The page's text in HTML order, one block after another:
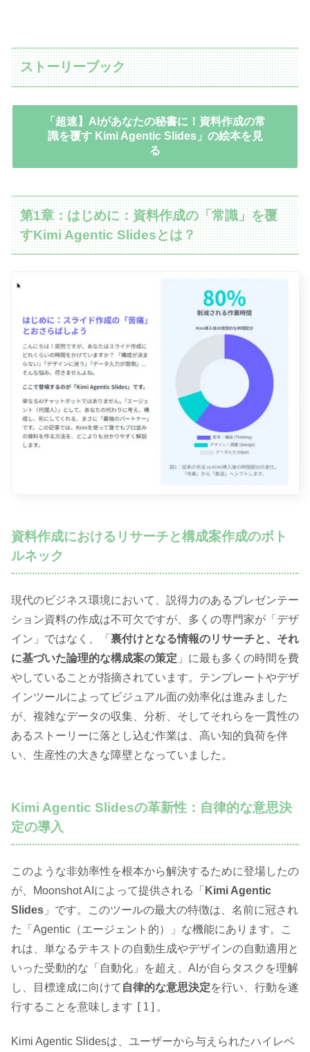
ストーリーブック
「超速】AIがあなたの秘書に！資料作成の常
識を覆す Kimi Agentic Slides」の絵本を見
る
第1章：はじめに：資料作成の「常識」を覆
すKimi Agentic Slidesとは？
資料作成におけるリサーチと構成案作成のボト
ルネック
現代のビジネス環境において、説得力のあるプレゼンテー
ション資料の作成は不可欠ですが、多くの専門家が「デザ
イン」ではなく、「 裏付けとなる情報のリサーチと、それ
に基づいた論理的な構成案の策定 」に最も多くの時間を費
やしていることが指摘されています。テンプレートやデザ
インツールによってビジュアル面の効率化は進みました
が、複雑なデータの収集、分析、そしてそれらを一貫性の
あるストーリーに落とし込む作業は、高い知的負荷を伴
い、生産性の大きな障壁となっていました。
Kimi Agentic Slidesの革新性：自律的な意思決
定の導入
このような非効率性を根本から解決するために登場したの
が、Moonshot AIによって提供される「 Kimi Agentic
Slides 」です。このツールの最大の特徴は、名前に冠され
た「Agentic（エージェント的）」な機能にあります。こ
れは、単なるテキストの自動生成やデザインの自動適用と
いった受動的な「自動化」を超え、AIが自らタスクを理解
し、目標達成に向けて 自律的な意思決定を行い、行動を遂
行することを意味します [1] 。
Kimi Agentic Slidesは、ユーザーから与えられたハイレベ